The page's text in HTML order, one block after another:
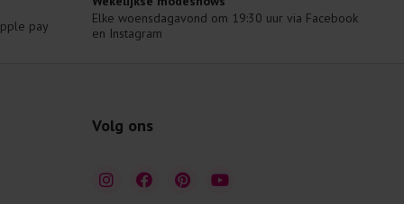
pay
Elke woensdagavond om 19:30 uur via Facebook
en Instagram
Volg ons